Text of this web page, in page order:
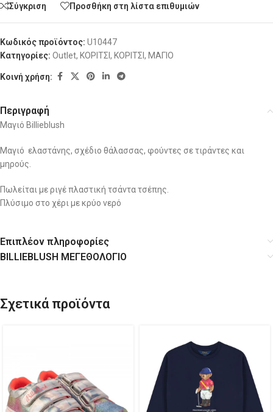
Σύγκριση Προσθήκη στη λίστα επιθυμιών
Κωδικός προϊόντος: U10447
Κατηγορίες: Outlet, ΚΟΡΙΤΣΙ , ΚΟΡΙΤΣΙ , ΜΑΓΙΟ
Κοινή χρήση:
Περιγραφή
Μαγιό Billieblush
Μαγιό ελαστάνης, σχέδιο θάλασσας, φούντες σε τιράντες και
μηρούς.
Πωλείται με ριγέ πλαστική τσάντα τσέπης.
Πλύσιμο στο χέρι με κρύο νερό
Επιπλέον πληροφορίες
BILLIEBLUSH ΜΕΓΕΘΟΛΟΓΙΟ
Σχετικά προϊόντα